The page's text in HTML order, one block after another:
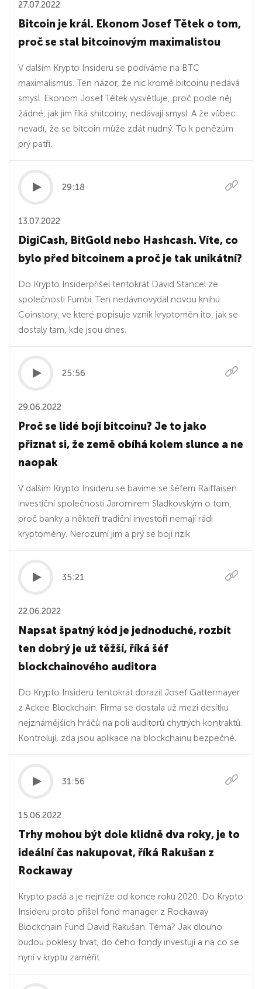
27.07.2022
Bitcoin je král. Ekonom Josef Tětek o tom,
proč se stal bitcoinovým maximalistou
V dalším Krypto Insideru se podíváme na BTC
maximalismus. Ten názor, že nic kromě bitcoinu nedává
smysl. Ekonom Josef Tětek vysvětluje, proč podle něj
žádné, jak jim říká shitcoiny, nedávají smysl. A že vůbec
nevadí, že se bitcoin může zdát nudný. To k penězům
prý patří.
29:18
13.07.2022
DigiCash, BitGold nebo Hashcash. Víte, co
bylo před bitcoinem a proč je tak unikátní?
Do Krypto Insiderpřišel tentokrát David Stancel ze
společnosti Fumbi. Ten nedávnovydal novou knihu
Coinstory, ve které popisuje vznik kryptoměn ito, jak se
dostaly tam, kde jsou dnes.
25:56
29.06.2022
Proč se lidé bojí bitcoinu? Je to jako
přiznat si, že země obíhá kolem slunce a ne
naopak
V dalším Krypto Insideru se bavíme se šéfem Raiffaisen
investiční společnosti Jaromirem Sladkovským o tom,
proč banky a někteří tradiční investoři nemají rádi
kryptoměny. Nerozumí jim a prý se bojí rizik
35:21
22.06.2022
Napsat špatný kód je jednoduché, rozbít
ten dobrý je už těžší, říká šéf
blockchainového auditora
Do Krypto Insideru tentokrát dorazil Josef Gattermayer
z Ackee Blockchain. Firma se dostala už mezi desítku
nejznámějších hráčů na poli auditorů chytrých kontraktů.
Kontrolují, zda jsou aplikace na blockchainu bezpečné.
31:56
15.06.2022
Trhy mohou být dole klidně dva roky, je to
ideální čas nakupovat, říká Rakušan z
Rockaway
Krypto padá a je nejníže od konce roku 2020. Do Krypto
Insideru proto přišel fond manager z Rockaway
Blockchain Fund David Rakušan. Téma? Jak dlouho
budou poklesy trvat, do čeho fondy investují a na co se
nyní v kryptu zaměřit.